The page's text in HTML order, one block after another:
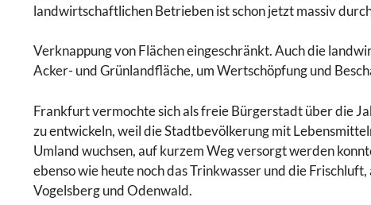
landwirtschaftlichen Betrieben ist schon jetzt massiv
Verknappung von Flächen eingeschränkt. Auch die
Acker- und Grünlandfläche, um Wertschöpfung und
Frankfurt vermochte sich als freie Bürgerstadt über die
zu entwickeln, weil die Stadtbevölkerung mit
Umland wuchsen, auf kurzem Weg versorgt werden
ebenso wie heute noch das Trinkwasser und die
Vogelsberg und Odenwald.